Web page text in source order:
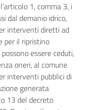
1, comma 3, i
dal demanio idrico,
interventi diretti ad
per il ripristino
possono essere ceduti,
oneri, al comune
interventi pubblici di
generata
13 del decreto